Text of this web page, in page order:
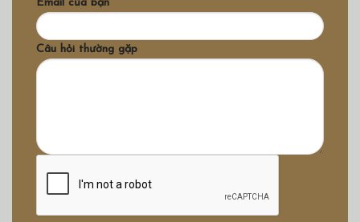
Email của bạn
Câu hỏi thường gặp